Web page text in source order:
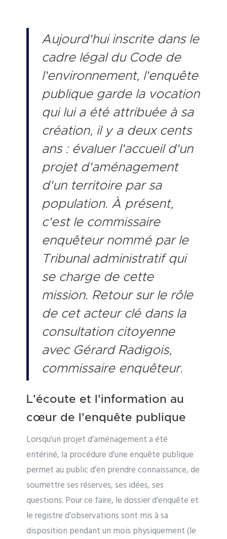
Aujourd'hui inscrite dans le
cadre légal du Code de
l'environnement, l'enquête
publique garde la vocation
qui lui a été attribuée à sa
création, il y a deux cents
ans : évaluer l'accueil d'un
projet d'aménagement
d'un territoire par sa
population. À présent,
c'est le commissaire
enquêteur nommé par le
Tribunal administratif qui
se charge de cette
mission. Retour sur le rôle
de cet acteur clé dans la
consultation citoyenne
avec Gérard Radigois,
commissaire enquêteur.
L'écoute et l'information au
cœur de l'enquête publique
Lorsqu'un projet d'aménagement a été
entériné, la procédure d'une enquête publique
permet au public d'en prendre connaissance, de
soumettre ses réserves, ses idées, ses
questions. Pour ce faire, le dossier d'enquête et
le registre d'observations sont mis à sa
disposition pendant un mois physiquement (le